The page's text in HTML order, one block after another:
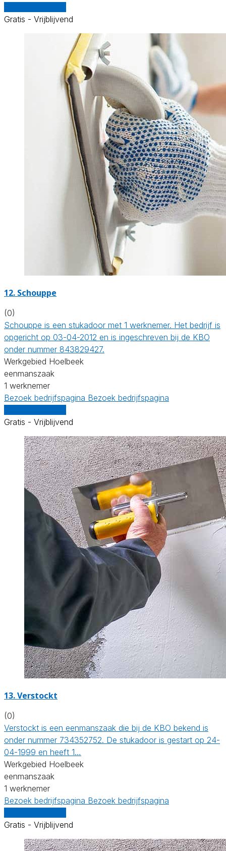
Gratis - Vrijblijvend
12. Schouppe
(0)
Schouppe is een stukadoor met 1 werknemer. Het bedrijf is
opgericht op 03-04-2012 en is ingeschreven bij de KBO
onder nummer 843829427.
Werkgebied Hoelbeek
eenmanszaak
1 werknemer
Bezoek bedrijfspagina Bezoek bedrijfspagina
Gratis - Vrijblijvend
13. Verstockt
(0)
Verstockt is een eenmanszaak die bij de KBO bekend is
onder nummer 734352752. De stukadoor is gestart op 24-
04-1999 en heeft 1…
Werkgebied Hoelbeek
eenmanszaak
1 werknemer
Bezoek bedrijfspagina Bezoek bedrijfspagina
Gratis - Vrijblijvend